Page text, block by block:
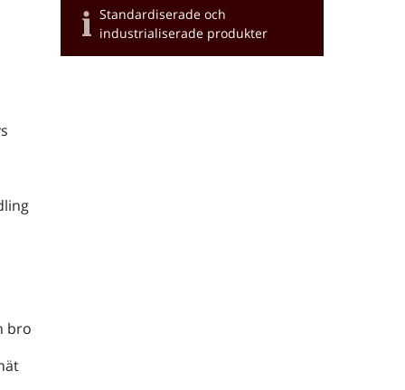
bro
Standardiserade och
industrialiserade produkter